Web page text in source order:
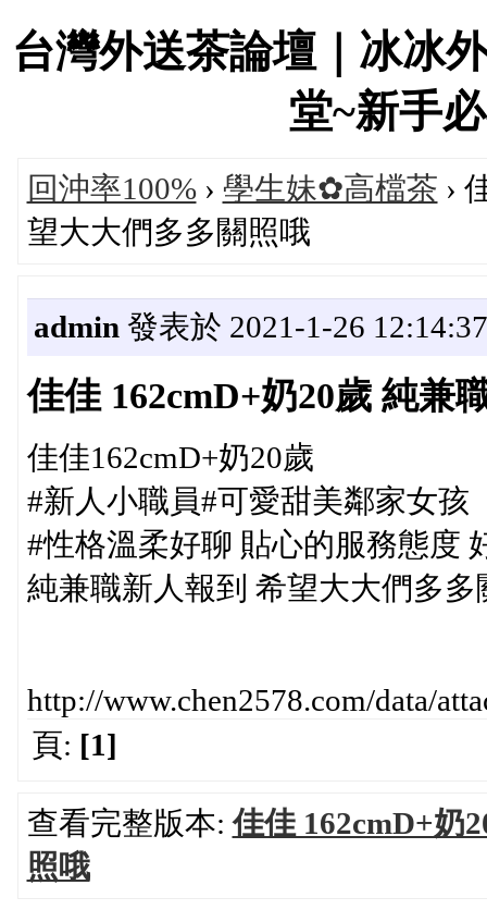
台灣外送茶論壇｜冰冰
堂~新手
回沖率100%› 學生妹✿高檔茶 ›
望大大們多多關照哦
admin 發表於 2021-1-26 12:14:37
佳佳 162cmD+奶20歲 純兼
佳佳162cmD+奶20歲
#新人小職員#可愛甜美鄰家女孩
#性格溫柔好聊 貼心的服務態度
純兼職新人報到 希望大大們多多
http://www.chen2578.com/data/
頁: [1]
查看完整版本:佳佳 162cmD+奶
照哦